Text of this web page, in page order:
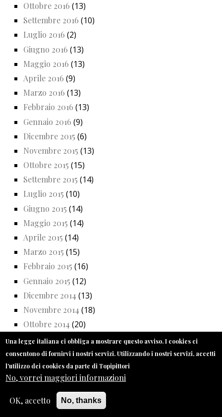
Ottobre 2016 (13)
Settembre 2016 (10)
Luglio 2016 (2)
Giugno 2016 (13)
Maggio 2016 (13)
Aprile 2016 (9)
Marzo 2016 (13)
Febbraio 2016 (13)
Gennaio 2016 (9)
Dicembre 2015 (6)
Novembre 2015 (13)
Ottobre 2015 (15)
Settembre 2015 (14)
Luglio 2015 (10)
Giugno 2015 (14)
Maggio 2015 (14)
Aprile 2015 (14)
Marzo 2015 (15)
Febbraio 2015 (16)
Gennaio 2015 (12)
Dicembre 2014 (13)
Novembre 2014 (18)
Ottobre 2014 (20)
Settembre 2014(16)
Luglio 2014(9)
Giugno 2014(13)
Maggio 2014(19)
Aprile 2014(17)
Marzo 2014(21)
Una legge italiana ci obbliga a mostrare questo avviso. I cookies ci
consentono di fornirvi i nostri servizi. Utilizzando i nostri servizi, accetti
l'utilizzo dei cookies da parte di Topipittori
No, vorrei maggiori informazioni
OK, accetto No, thanks